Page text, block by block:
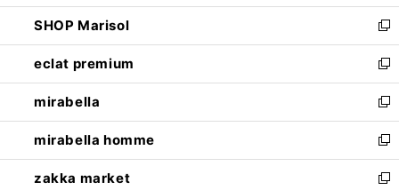
開
く
ウ
で
開
く
ン
ド
ウ
で
開
く
ウ
ィ
ン
ド
ウ
で
開
く
し
い
ウ
ィ
ン
ド
ウ
で
開
く
SHOP Marisol
新
し
い
ウ
ィ
ン
ド
ウ
で
eclat premium
新
し
い
ウ
ィ
ン
ド
mirabella
新
し
い
ウ
ィ
mirabella homme
新
し
い
zakka market 新